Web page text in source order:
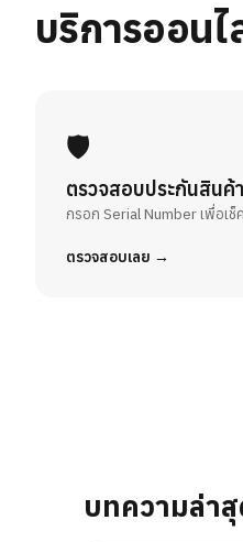
บริการออน
🛡️
ตรวจสอบประกันสินค้า
กรอก Serial Number เพื่อเ
ตรวจสอบเลย
บทความล่า